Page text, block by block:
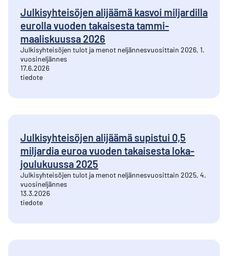
Julkisyhteisöjen alijäämä kasvoi miljardilla
eurolla vuoden takaisesta tammi-
maaliskuussa 2026
Julkisyhteisöjen tulot ja menot neljännesvuosittain 2026, 1.
vuosineljännes
17.6.2026
tiedote
Julkisyhteisöjen alijäämä supistui 0,5
miljardia euroa vuoden takaisesta loka-
joulukuussa 2025
Julkisyhteisöjen tulot ja menot neljännesvuosittain 2025, 4.
vuosineljännes
13.3.2026
tiedote